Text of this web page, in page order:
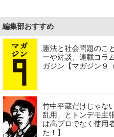
編集部おすすめ
憲法と社会問題のこ
ーや対談、連載コラ
ガジン【マガジン９
竹中平蔵だけじゃな
乱用」とトンデモ主
は高プロでなく使用
た！】